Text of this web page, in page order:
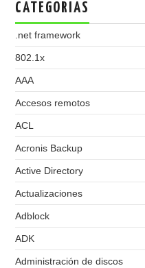
CATEGORIAS
.net framework
802.1x
AAA
Accesos remotos
ACL
Acronis Backup
Active Directory
Actualizaciones
Adblock
ADK
Administración de discos